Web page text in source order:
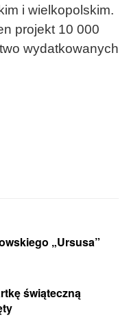
i wielkopolskim.
projekt 10 000
wydatkowanych
„Ursusa”
świąteczną